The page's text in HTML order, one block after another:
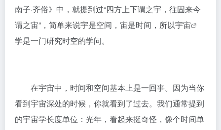
南子·齐俗》中，就提到过“四方上下谓之宇，往固来今
谓之宙”，简单来说宇是空间，宙是时间，所以宇宙
学是一门研究时空的学问。
在宇宙中，时间和空间基本上是一回事。因为当你
看到宇宙深处的时候，你就看到了过去。我们通常提到
的宇宙学长度单位：光年，看起来挺奇怪，像个时间单